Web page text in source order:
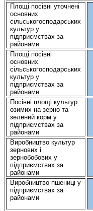
Площі посівні уточнені
основних
сільськогосподарських
культур у
підприємствахза
районами
Площi посiвнi
основних
сільськогосподарських
культур у
підприємствахза
районами
Посівні площі культур
озимихна зерно та
зеленийкорм у
підприємствахза
районами
Виробництвокультур
зерновихі
зернобобовиху
підприємствахза
районами
Виробництво пшениці у
підприємствахза
районами